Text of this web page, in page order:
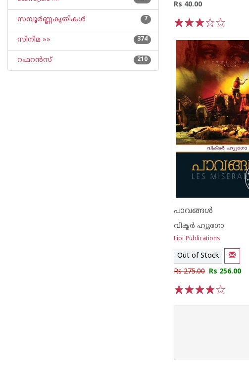
സമ്പൂര്‍ണ്ണകൃതികള്‍ 7
സിനിമ »» 374
റഫറന്‍സ് 210
Rs 40.00
പാവങ്ങള്‍
വിക്ടര്‍ ഹ്യൂഗോ
Lipi Publications
Out of Stock
Rs 275.00 Rs 256.00